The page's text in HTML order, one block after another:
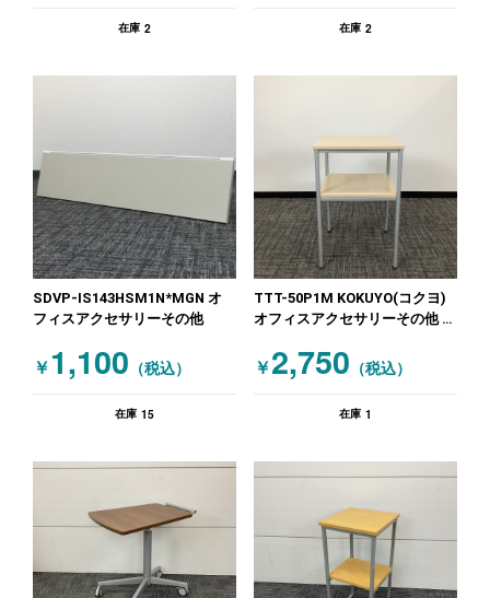
在庫 2 在庫 2
SDVP-IS143HSM1N*MGN オ
フィスアクセサリーその他
￥ 1,100 （税込）
在庫 15
TTT-50P1M KOKUYO(コクヨ)
オフィスアクセサリーその他 電
ル）
￥2,750 （税込）
在庫 1